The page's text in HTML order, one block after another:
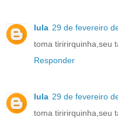
lula 29 de fevereiro
toma tiririrquinha,seu
Responder
lula 29 de fevereiro
toma tiririrquinha,seu